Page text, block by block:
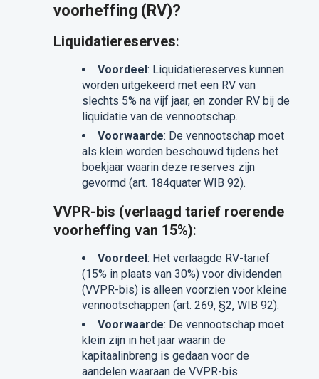
voorheffing (RV)?
Liquidatiereserves:
Voordeel: Liquidatiereserves kunnen
worden uitgekeerd met een RV van
slechts 5% na vijf jaar, en zonder RV bij de
liquidatie van de vennootschap.
Voorwaarde: De vennootschap moet
als klein worden beschouwd tijdens het
boekjaar waarin deze reserves zijn
gevormd (art. 184quater WIB 92).
VVPR-bis (verlaagd tarief roerende
voorheffing van 15%):
Voordeel: Het verlaagde RV-tarief
(15% in plaats van 30%) voor dividenden
(VVPR-bis) is alleen voorzien voor kleine
vennootschappen (art. 269, §2, WIB 92).
Voorwaarde: De vennootschap moet
klein zijn in het jaar waarin de
kapitaalinbreng is gedaan voor de
aandelen waaraan de VVPR-bis